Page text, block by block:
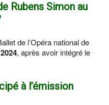
Rubens Simon au
de l’Opéra national de
2024, après avoir intégré le
à l’émission